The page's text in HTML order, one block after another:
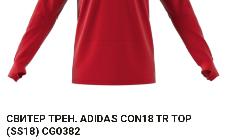
СВИТЕР ТРЕН. ADIDAS CON18 TR TOP
(SS18) CG0382